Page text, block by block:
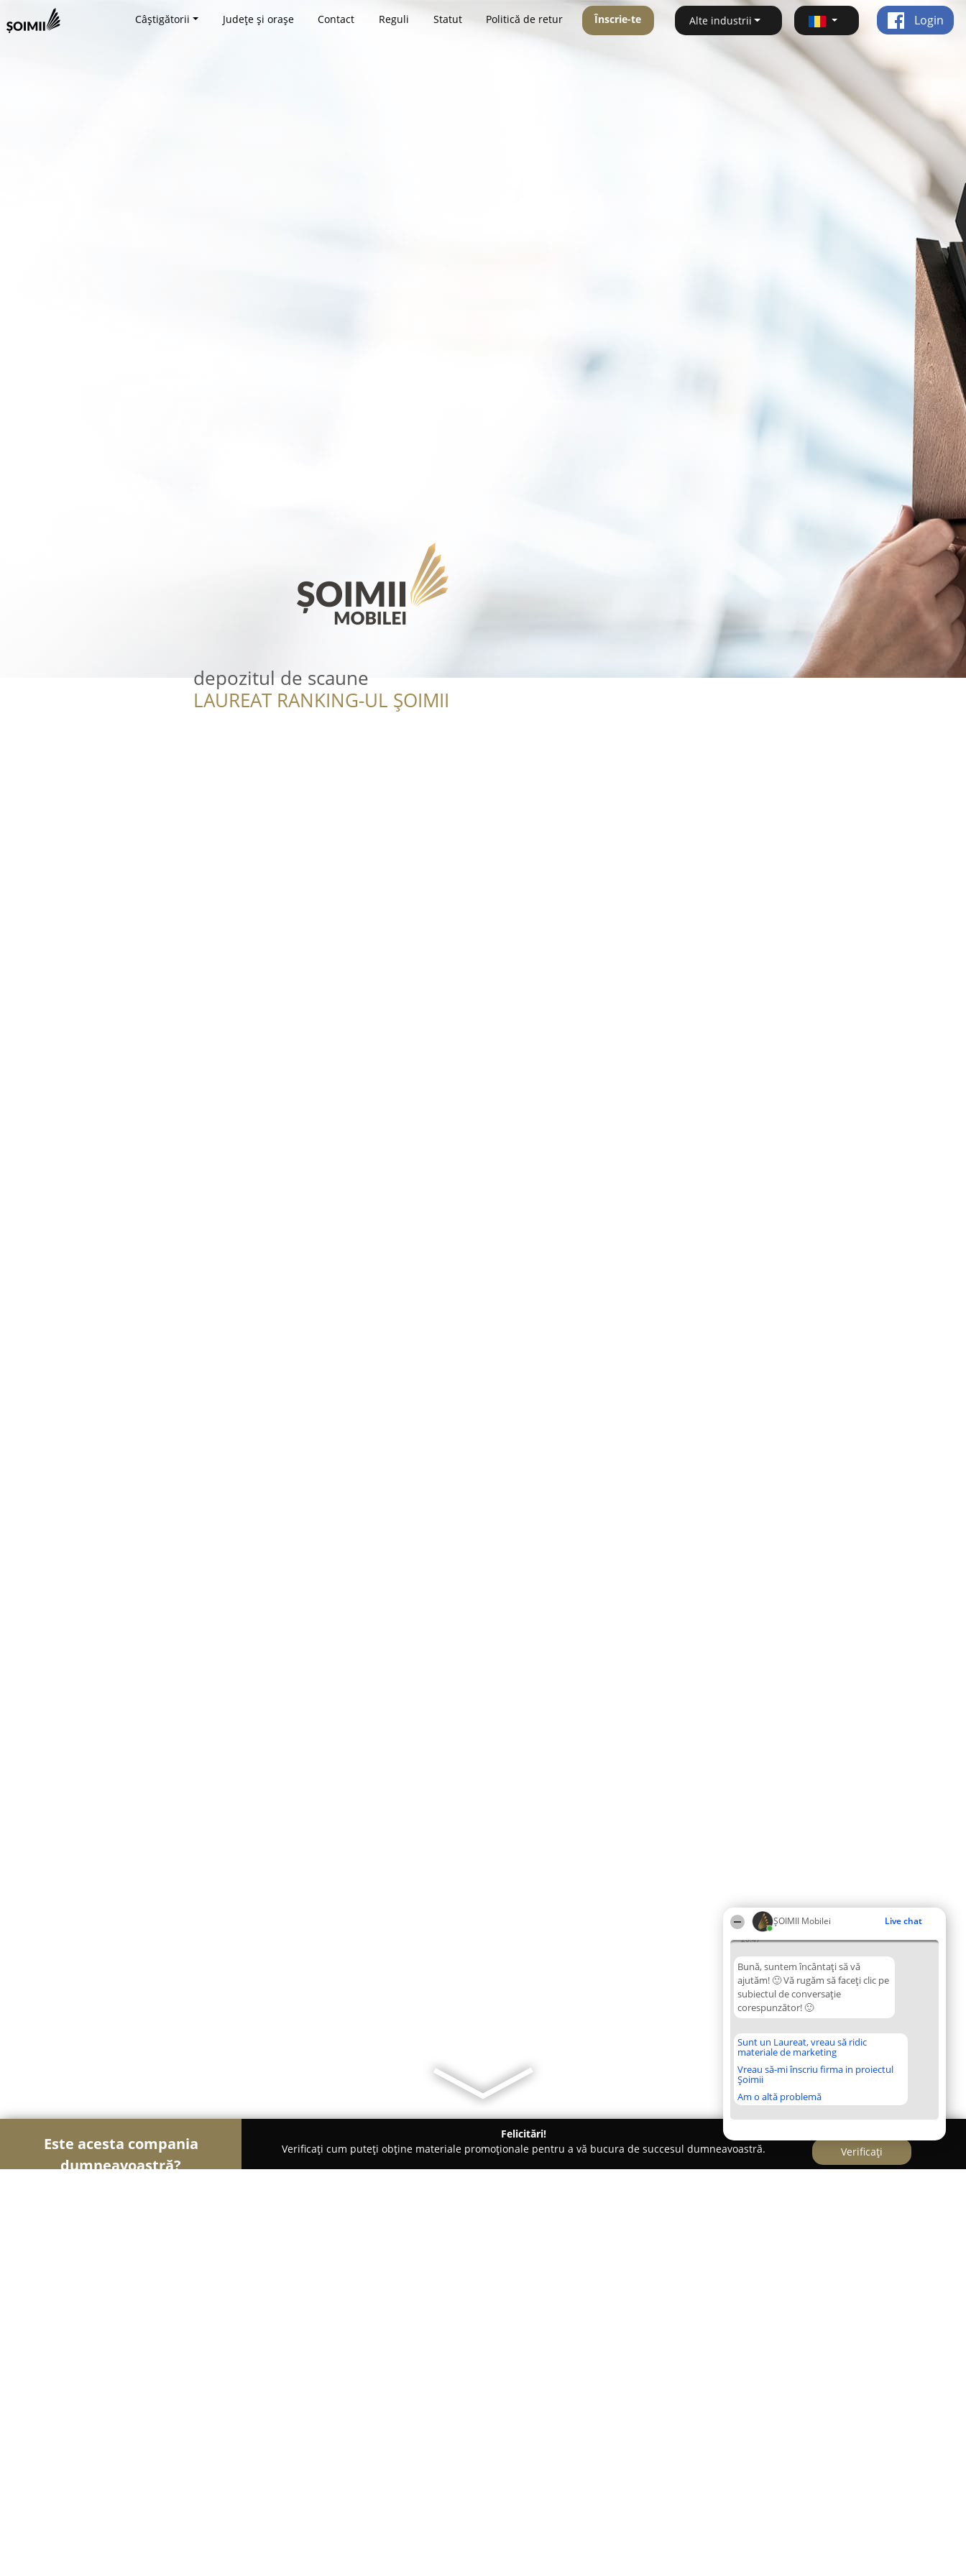
ȘOIMII Mobilei Live chat
20:47
Bună, suntem încântați să vă
ajutăm! 🙂 Vă rugăm să faceți clic pe
subiectul de conversație
corespunzător! 🙂
Sunt un Laureat, vreau să ridic
materiale de marketing
Vreau să-mi înscriu firma in proiectul
Șoimii
Am o altă problemă
Câștigătorii Județe și orașe Contact Reguli Statut Politică de retur Înscrie-te Alte industrii Login
depozitul de scaune
LAUREAT RANKING-UL ȘOIMII
Este acesta compania
dumneavoastră?
Felicitări!
Verificați cum puteți obține materiale promoționale pentru a vă bucura de succesul dumneavoastră.
Verificați